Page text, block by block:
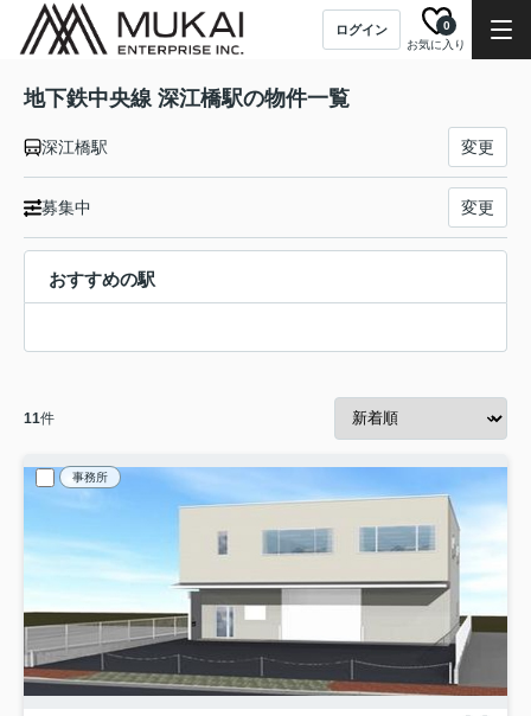
ログイン
お気に入り
0
地下鉄中央線 深江橋駅の物件一覧
深江橋駅 変更
募集中 変更
おすすめの駅
11件
事務所